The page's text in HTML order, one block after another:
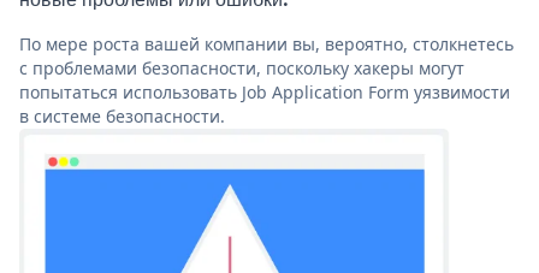
По мере роста вашей компании вы, вероятно, столкнетесь
с проблемами безопасности, поскольку хакеры могут
попытаться использовать Job Application Form уязвимости
в системе безопасности.